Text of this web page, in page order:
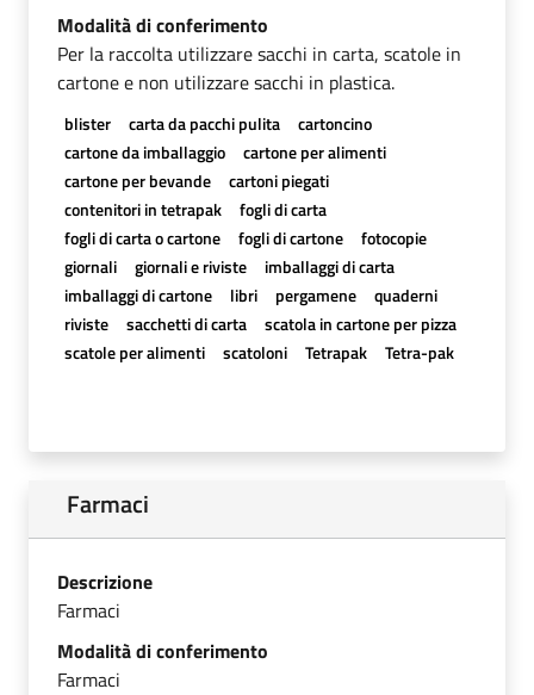
Modalità di conferimento
Per la raccolta utilizzare sacchi in carta, scatole in
cartone e non utilizzare sacchi in plastica.
blister carta da pacchi pulita
cartoncino
cartone da imballaggio
cartone per alimenti
cartone per bevande
cartoni piegati
contenitori in tetrapak
fogli di carta
fogli di carta o cartone
fogli di cartone
fotocopie
giornali
giornali e riviste
imballaggi di carta
imballaggi di cartone
libri pergamene
quaderni
riviste
sacchetti di carta
scatola in cartone per pizza
scatole per alimenti
scatoloni Tetrapak Tetra-pak
Farmaci
Descrizione
Farmaci
Modalità di conferimento
Farmaci